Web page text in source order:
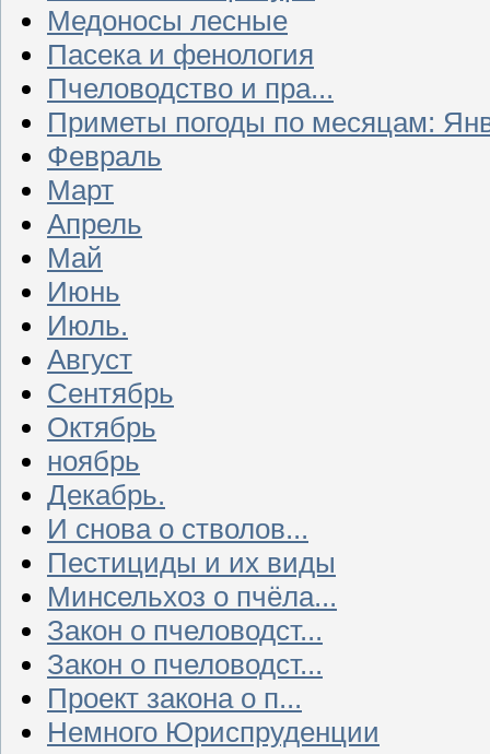
Медоносы лесные
Пасека и фенология
Пчеловодство и пра...
Приметы погоды по месяцам:
Февраль
Март
Апрель
Май
Июнь
Июль.
Август
Сентябрь
Октябрь
ноябрь
Декабрь.
И снова о стволов...
Пестициды и их виды
Минсельхоз о пчёла...
Закон о пчеловодст...
Закон о пчеловодст...
Проект закона о п...
Немного Юриспруденции